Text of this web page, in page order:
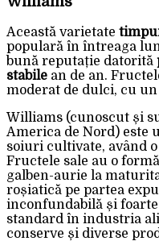
Această varietate
populară în întreaga
bună reputație datorită
stabile an de an.
moderat de dulci, cu
Williams (cunoscut și
America de Nord) este
soiuri cultivate, având
Fructele sale au o
galben-aurie la
roșiatică pe partea
inconfundabilă și
standard în industria
conserve și diverse